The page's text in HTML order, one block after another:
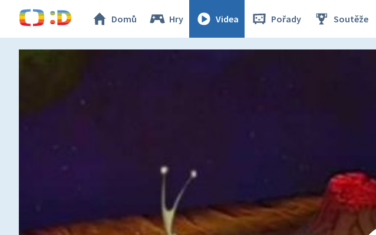
Domů Hry Videa Pořady Soutěže